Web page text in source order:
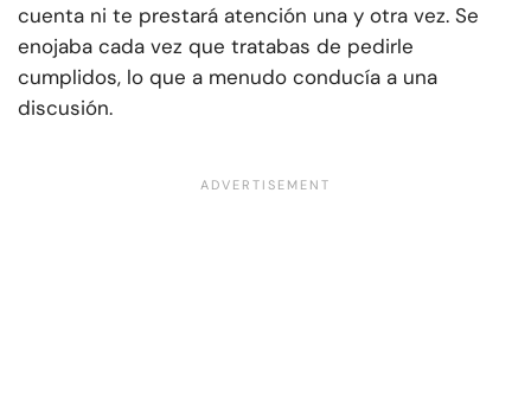
cuenta ni te prestará atención una y otra vez. Se
enojaba cada vez que tratabas de pedirle
cumplidos, lo que a menudo conducía a una
discusión.